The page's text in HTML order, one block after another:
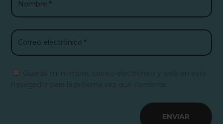
Guarda mi nombre, correo electrónico y web en este
navegador para la próxima vez que comente.
ENVIAR